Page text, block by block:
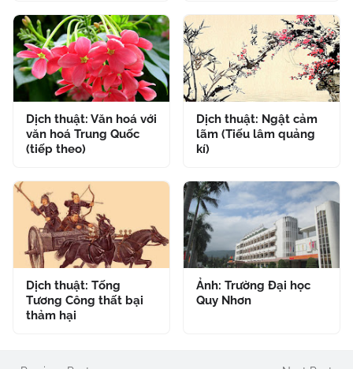
Dịch thuật: Văn hoá với
văn hoá Trung Quốc
(tiếp theo)
Dịch thuật: Ngật cảm
lãm (Tiếu lâm quảng
kí)
Dịch thuật: Tống
Tương Công thất bại
thảm hại
Ảnh: Trường Đại học
Quy Nhơn